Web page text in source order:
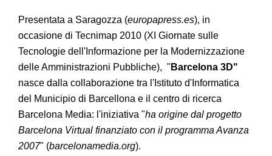
Presentata a Saragozza (europapress.es), in
occasione di Tecnimap 2010 (XI Giornate sulle
Tecnologie dell'Informazione per la Modernizzazione
delle Amministrazioni Pubbliche), " Barcelona 3D"
nasce dalla collaborazione tra l'Istituto d'Informatica
del Municipio di Barcellona e il centro di ricerca
Barcelona Media: l'iniziativa "ha origine dal progetto
Barcelona Virtual finanziato con il programma Avanza
2007" (barcelonamedia.org).